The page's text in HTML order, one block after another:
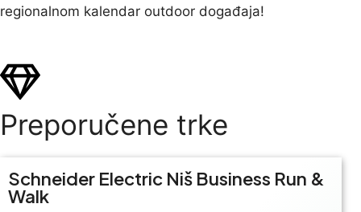
regionalnom kalendar outdoor događaja!
Preporučene trke
Schneider Electric Niš Business Run &
Walk